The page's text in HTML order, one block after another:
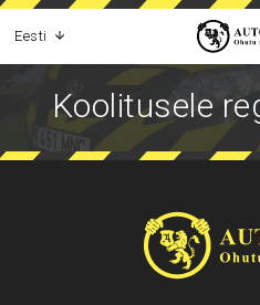
Eesti
Koolitusele